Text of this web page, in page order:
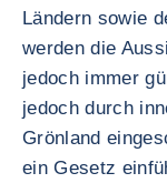
Ländern sowie
werden die
jedoch immer
jedoch durch
Grönland
ein Gesetz